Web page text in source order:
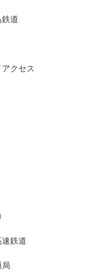
鉄道
クセス
鉄道
局